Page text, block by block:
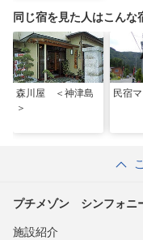
同じ宿を見た人はこんな
森川屋 ＜神津島
＞
民宿
プチメゾン シンフォニ
施設紹介